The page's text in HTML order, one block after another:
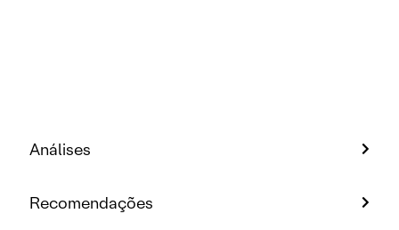
Análises
Recomendações